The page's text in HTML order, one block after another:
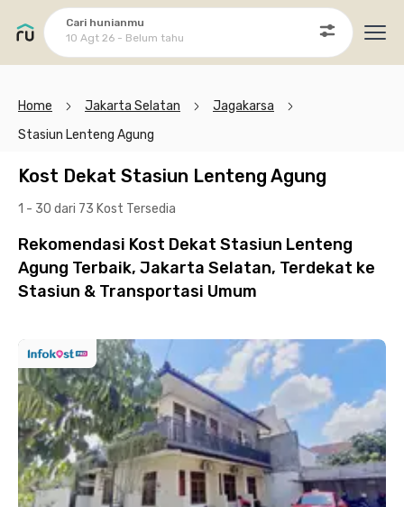
Cari hunianmu
10 Agt 26 - Belum tahu
Home Jakarta Selatan
Jagakarsa
Stasiun Lenteng Agung
Kost Dekat Stasiun Lenteng Agung
1 - 30 dari 73 Kost Tersedia
Rekomendasi Kost Dekat Stasiun Lenteng
Agung Terbaik, Jakarta Selatan, Terdekat ke
Stasiun & Transportasi Umum